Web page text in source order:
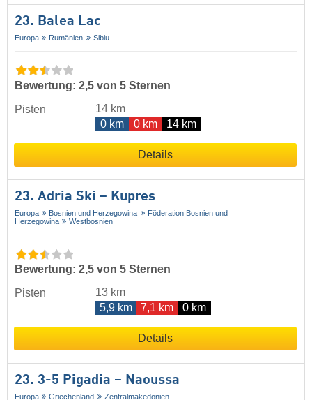
23. Balea Lac
Europa Rumänien Sibiu
Bewertung: 2,5 von 5 Sternen
Pisten
14 km
0 km
0 km 14 km
Details
23. Adria Ski – Kupres
Europa Bosnien und Herzegowina
Föderation Bosnien und
Herzegowina
Westbosnien
Bewertung: 2,5 von 5 Sternen
Pisten
13 km
5,9 km
7,1 km 0 km
Details
23. 3-5 Pigadia – Naoussa
Europa Griechenland Zentralmakedonien